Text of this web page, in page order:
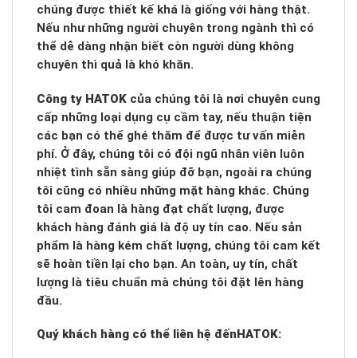
chúng được thiết kế khá là giống với hàng thật.
Nếu như những người chuyên trong ngành thì có
thể dễ dàng nhận biết còn người dùng không
chuyên thì quả là khó khăn.
Công ty HATOK của chúng tôi là nơi chuyên cung
cấp những loại dụng cụ cầm tay, nếu thuận tiện
các bạn có thể ghé thăm để được tư vấn miễn
phí. Ở đây, chúng tôi có đội ngũ nhân viên luôn
nhiệt tình sẵn sàng giúp đỡ bạn, ngoài ra chúng
tôi cũng có nhiều những mặt hàng khác. Chúng
tôi cam đoan là hàng đạt chất lượng, được
khách hàng đánh giá là độ uy tín cao. Nếu sản
phẩm là hàng kém chất lượng, chúng tôi cam kết
sẽ hoàn tiền lại cho bạn. An toàn, uy tín, chất
lượng là tiêu chuẩn mà chúng tôi đặt lên hàng
đầu.
Quý khách hàng có thể liên hệ đếnHATOK: